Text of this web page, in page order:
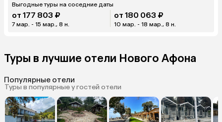
Выгодные туры на соседние даты
от 177 803 ₽
7 мар. - 15 мар., 8 н.
от 180 063 ₽
10 мар. - 18 мар., 8 н.
Туры в лучшие отели Нового Афона
Популярные отели
Туры в популярные у гостей отели